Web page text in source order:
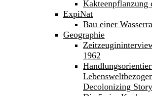
Kakteenpflanzung
ExpiNat
Bau einer
Geographie
1962
Decolonizing